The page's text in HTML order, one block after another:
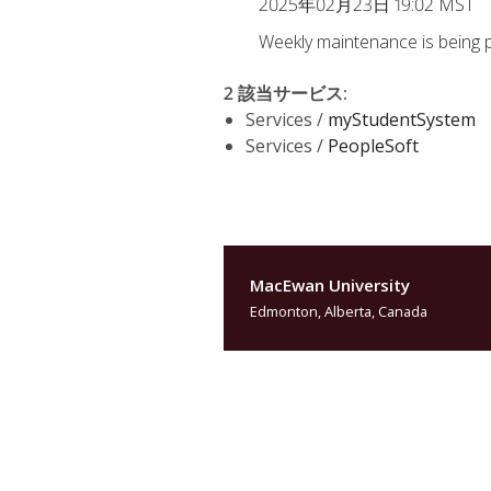
Weekly maintenance is being
2 該当サービス:
Services / myStudentSystem
Services / PeopleSoft
MacEwan University
Edmonton, Alberta, Canada